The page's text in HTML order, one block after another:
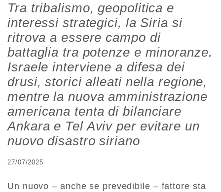
Tra tribalismo, geopolitica e
interessi strategici, la Siria si
ritrova a essere campo di
battaglia tra potenze e minoranze.
Israele interviene a difesa dei
drusi, storici alleati nella regione,
mentre la nuova amministrazione
americana tenta di bilanciare
Ankara e Tel Aviv per evitare un
nuovo disastro siriano
27/07/2025
Un nuovo – anche se prevedibile – fattore sta